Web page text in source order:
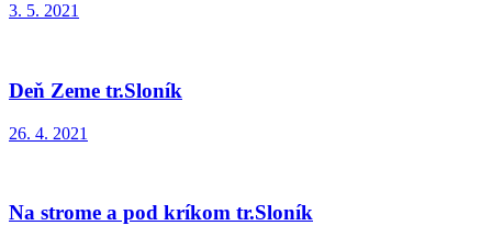
3. 5. 2021
Deň Zeme tr.Sloník
26. 4. 2021
Na strome a pod kríkom tr.Sloník